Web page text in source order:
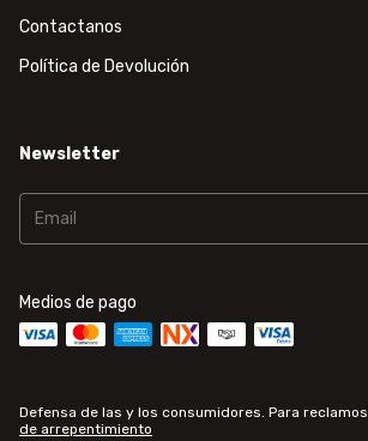
Contactanos
Política de Devolución
Newsletter
Medios de pago
Defensa de las y los consumidores. Para reclamos
de arrepentimiento